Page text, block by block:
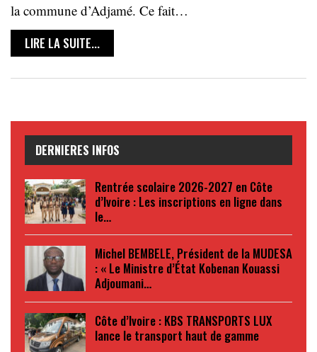
la commune d’Adjamé. Ce fait…
LIRE LA SUITE...
DERNIERES INFOS
Rentrée scolaire 2026-2027 en Côte
d’Ivoire : Les inscriptions en ligne dans
le…
Michel BEMBELE, Président de la MUDESA
: « Le Ministre d’État Kobenan Kouassi
Adjoumani…
Côte d’Ivoire : KBS TRANSPORTS LUX
lance le transport haut de gamme